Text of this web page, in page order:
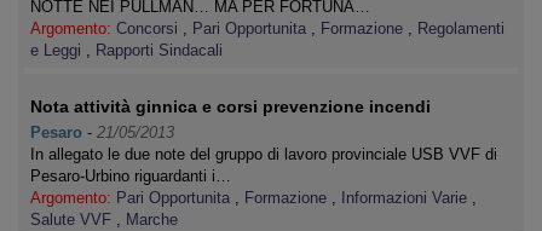
NOTTE NEI PULLMAN… MA PER FORTUNA…
Argomento: Concorsi , Pari Opportunita , Formazione , Regolamenti
e Leggi , Rapporti Sindacali
Nota attività ginnica e corsi prevenzione incendi
Pesaro - 21/05/2013
In allegato le due note del gruppo di lavoro provinciale USB VVF di
Pesaro-Urbino riguardanti i…
Argomento: Pari Opportunita , Formazione , Informazioni Varie ,
Salute VVF , Marche